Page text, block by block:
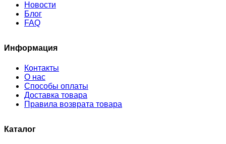
Новости
Блог
FAQ
Информация
Контакты
О нас
Способы оплаты
Доставка товара
Правила возврата товара
Каталог